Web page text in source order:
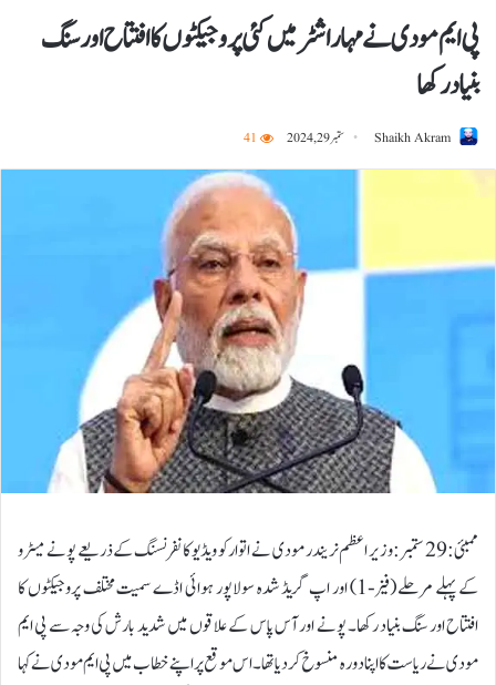
پی ایم مودی نے مہاراشٹرمیں کئی پروجیکٹوں کا افتتاح اور سنگ
بنیاد رکھا
Shaikh Akram ستمبر 29, 2024 41
ممبئی:29 ستمبر:وزیر اعظم نریندر مودی نے اتوار کو ویڈیو کانفرنسنگ کے ذریعے پونے میٹرو
کے پہلے مرحلے (فیز-1) اور اپ گریڈ شدہ سولاپور ہوائی اڈے سمیت مختلف پروجیکٹوں کا
افتتاح اور سنگ بنیاد رکھا۔ پونے اور آس پاس کے علاقوں میں شدید بارش کی وجہ سے پی ایم
مودی نے ریاست کا اپنا دورہ منسوخ کر دیا تھا۔ اس موقع پر اپنے خطاب میں پی ایم مودی نے کہا